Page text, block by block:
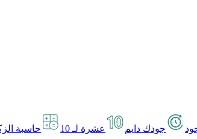
جودك دايم عشرة لـ 10 حاسبة